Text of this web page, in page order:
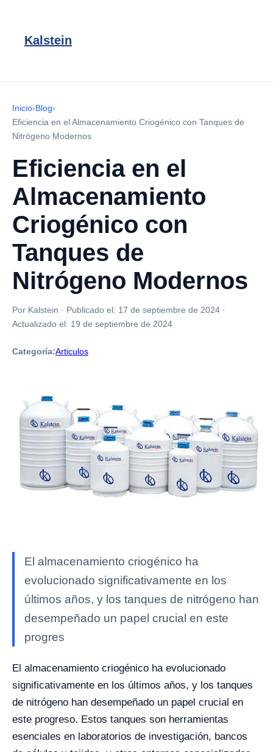
Kalstein
Inicio›Blog›
Eficiencia en el Almacenamiento Criogénico con Tanques de
Nitrógeno Modernos
Eficiencia en el
Almacenamiento
Criogénico con
Tanques de
Nitrógeno Modernos
Por Kalstein · Publicado el: 17 de septiembre de 2024 ·
Actualizado el: 19 de septiembre de 2024
Categoría:Articulos
El almacenamiento criogénico ha
evolucionado significativamente en los
últimos años, y los tanques de nitrógeno han
desempeñado un papel crucial en este
progres
El almacenamiento criogénico ha evolucionado
significativamente en los últimos años, y los tanques
de nitrógeno han desempeñado un papel crucial en
este progreso. Estos tanques son herramientas
esenciales en laboratorios de investigación, bancos